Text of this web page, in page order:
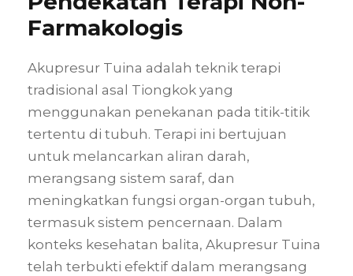
Farmakologis
Akupresur Tuina adalah teknik terapi
tradisional asal Tiongkok yang
menggunakan penekanan pada titik-titik
tertentu di tubuh. Terapi ini bertujuan
untuk melancarkan aliran darah,
merangsang sistem saraf, dan
meningkatkan fungsi organ-organ tubuh,
termasuk sistem pencernaan. Dalam
konteks kesehatan balita, Akupresur Tuina
telah terbukti efektif dalam merangsang